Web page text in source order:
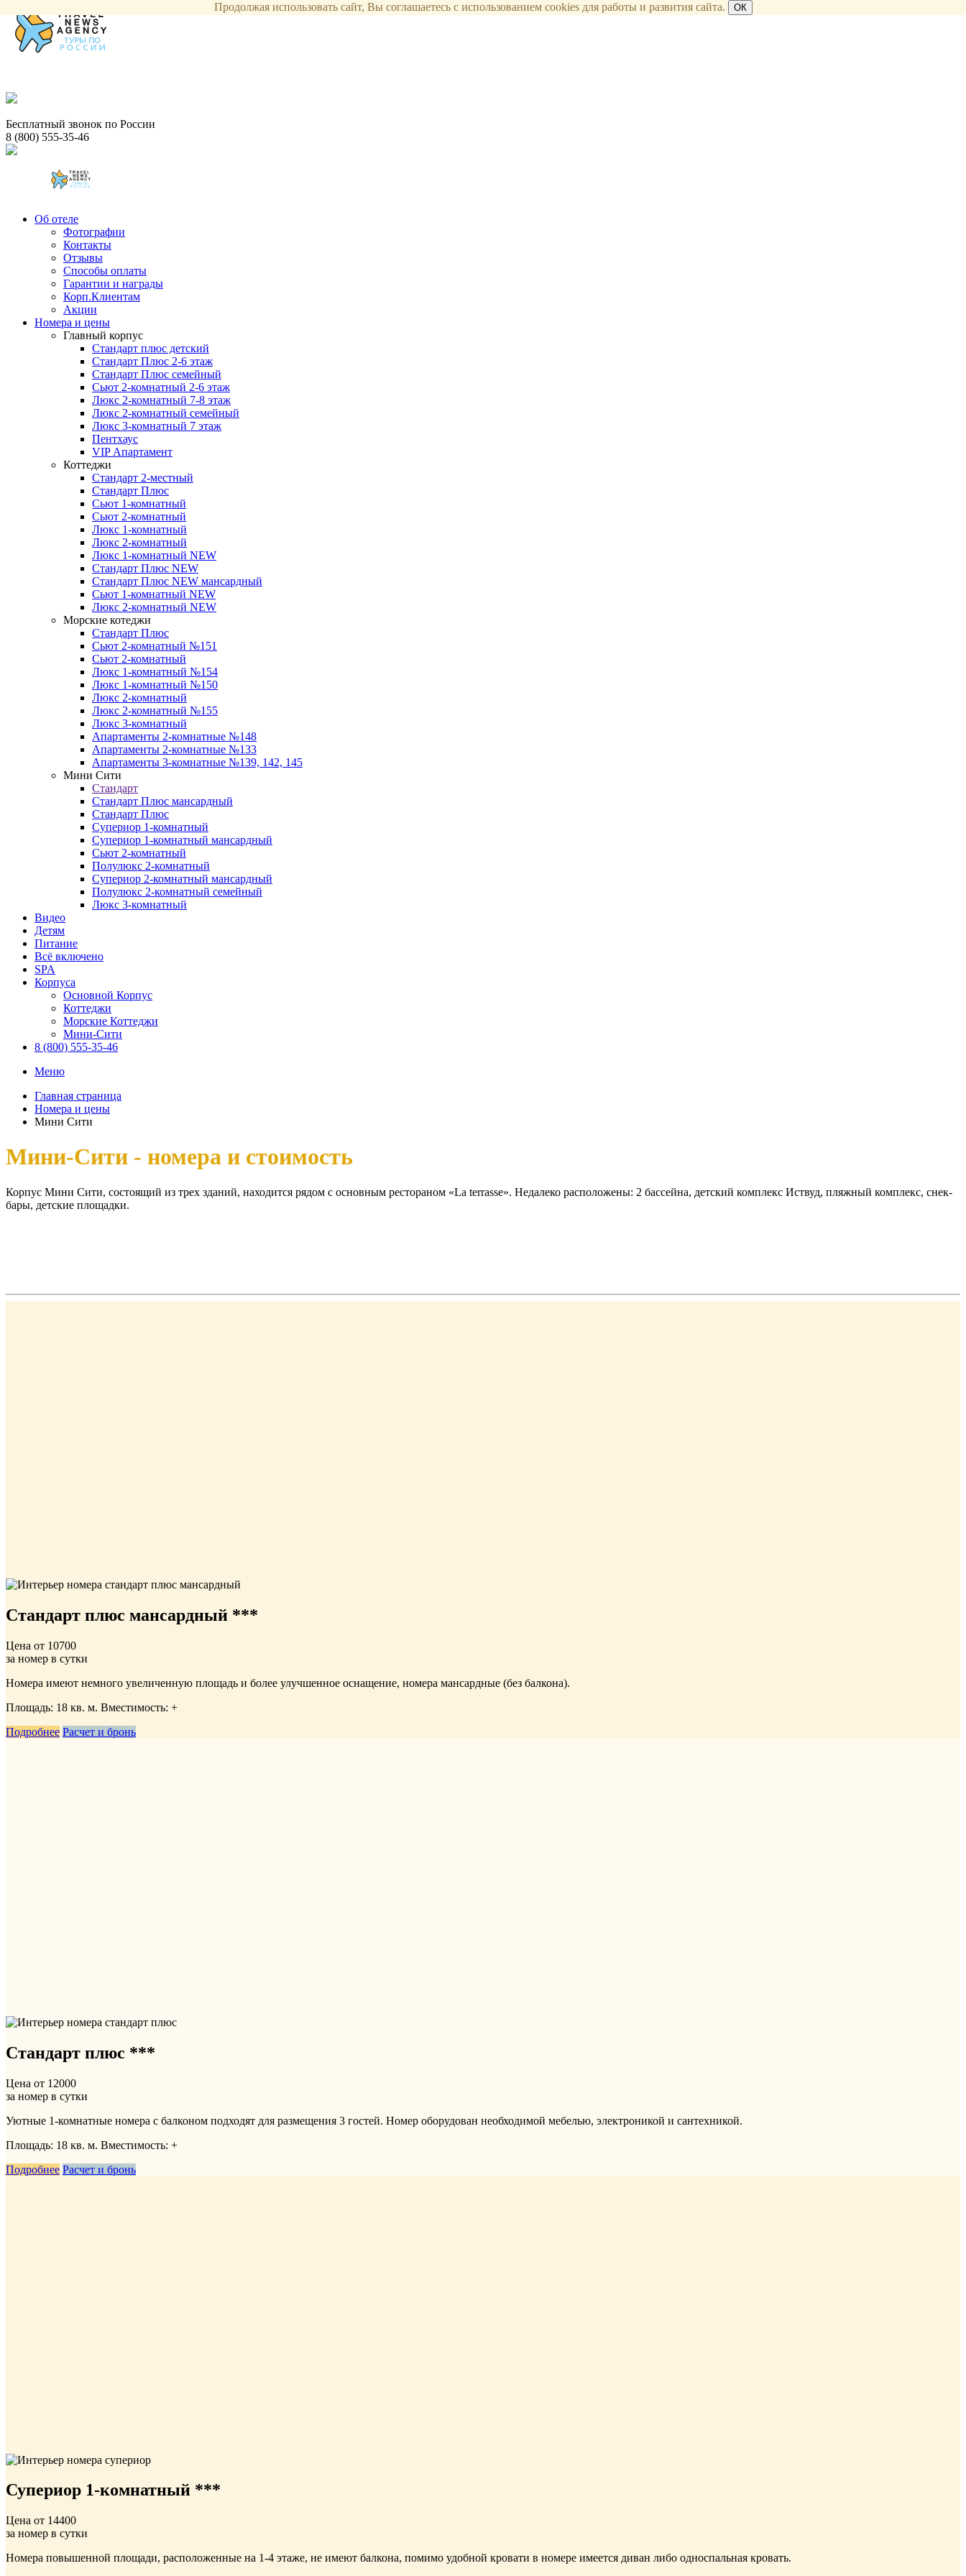
Бесплатный звонок по России
8 (800) 555-35-46
Об отеле
Фотографии
Контакты
Отзывы
Способы оплаты
Гарантии и награды
Корп.Клиентам
Акции
Номера и цены
Главный корпус
Стандарт плюс детский
Стандарт Плюс 2-6 этаж
Стандарт Плюс семейный
Сьют 2-комнатный 2-6 этаж
Люкс 2-комнатный 7-8 этаж
Люкс 2-комнатный семейный
Люкс 3-комнатный 7 этаж
Пентхаус
VIP Апартамент
Коттеджи
Стандарт 2-местный
Стандарт Плюс
Сьют 1-комнатный
Сьют 2-комнатный
Люкс 1-комнатный
Люкс 2-комнатный
Люкс 1-комнатный NEW
Стандарт Плюс NEW
Стандарт Плюс NEW мансардный
Сьют 1-комнатный NEW
Люкс 2-комнатный NEW
Морские котеджи
Стандарт Плюс
Сьют 2-комнатный №151
Сьют 2-комнатный
Люкс 1-комнатный №154
Люкс 1-комнатный №150
Люкс 2-комнатный
Люкс 2-комнатный №155
Люкс 3-комнатный
Апартаменты 2-комнатные №148
Апартаменты 2-комнатные №133
Апартаменты 3-комнатные №139, 142, 145
Мини Сити
Стандарт
Стандарт Плюс мансардный
Стандарт Плюс
Супериор 1-комнатный
Супериор 1-комнатный мансардный
Сьют 2-комнатный
Полулюкс 2-комнатный
Супериор 2-комнатный мансардный
Полулюкс 2-комнатный семейный
Люкс 3-комнатный
Видео
Детям
Питание
Всё включено
SPA
Корпуса
Основной Корпус
Коттеджи
Морские Коттеджи
Мини-Сити
8 (800) 555-35-46
Меню
Главная страница
Номера и цены
Мини Сити
Мини-Сити - номера и стоимость
Корпус Мини Сити, состоящий из трех зданий, находится рядом с основным рестораном «La terrasse». Недалеко расположены: 2 бассейна, детский комплекс Иствуд, пляжный комплекс, снек-
бары, детские площадки.
Стандарт плюс мансардный ***
Цена от 10700
за номер в сутки
Номера имеют немного увеличенную площадь и более улучшенное оснащение, номера мансардные (без балкона).
Площадь: 18 кв. м. Вместимость: +
Подробнее Расчет и бронь
Стандарт плюс ***
Цена от 12000
за номер в сутки
Уютные 1-комнатные номера с балконом подходят для размещения 3 гостей. Номер оборудован необходимой мебелью, электроникой и сантехникой.
Площадь: 18 кв. м. Вместимость: +
Подробнее Расчет и бронь
Супериор 1-комнатный ***
Цена от 14400
за номер в сутки
Номера повышенной площади, расположенные на 1-4 этаже, не имеют балкона, помимо удобной кровати в номере имеется диван либо односпальная кровать.
Продолжая использовать сайт, Вы соглашаетесь с использованием cookies для работы и развития сайта. ОК